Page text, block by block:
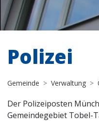
Polizei
Gemeinde Verwaltung
Der Polizeiposten
Gemeindegebiet Tobel-